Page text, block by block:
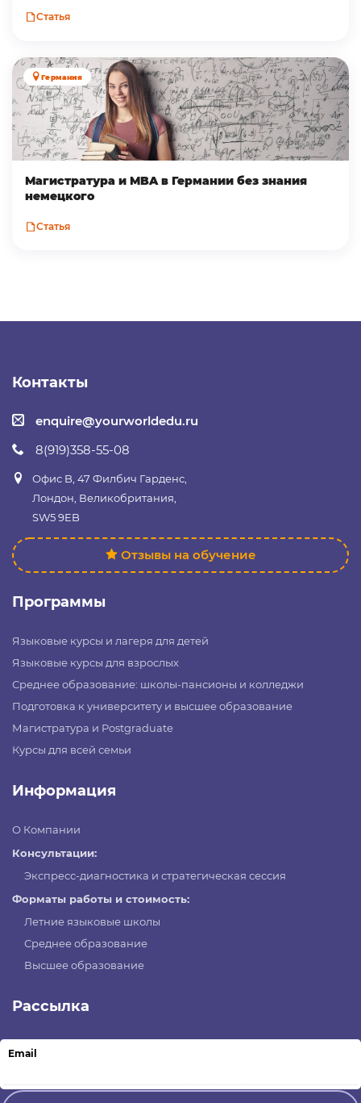
Статья
Германия
Магистратура и MBA в Германии без знания
немецкого
Статья
Контакты
enquire@yourworldedu.ru
8(919)358-55-08
Офис B, 47 Филбич Гарденс,
Лондон, Великобритания,
SW5 9EB
Отзывы на обучение
Программы
Языковые курсы и лагеря для детей
Языковые курсы для взрослых
Среднее образование: школы-пансионы и колледжи
Подготовка к университету и высшее образование
Магистратура и Postgraduate
Курсы для всей семьи
Информация
О Компании
Консультации:
Экспресс-диагностика и стратегическая сессия
Форматы работы и стоимость:
Летние языковые школы
Среднее образование
Высшее образование
Рассылка
Email